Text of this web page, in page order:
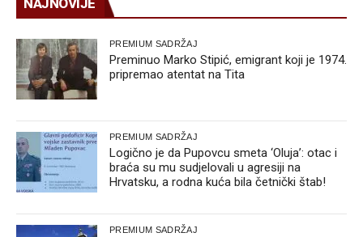
NAJNOVIJE
PREMIUM SADRŽAJ
Preminuo Marko Stipić, emigrant koji je 1974.
pripremao atentat na Tita
PREMIUM SADRŽAJ
Logično je da Pupovcu smeta ‘Oluja’: otac i
braća su mu sudjelovali u agresiji na
Hrvatsku, a rodna kuća bila četnički štab!
PREMIUM SADRŽAJ